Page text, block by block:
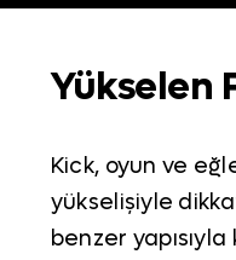
Yükselen
Kick, oyun ve
yükselişiyle
benzer